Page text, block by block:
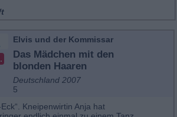
Elvis und der Kommissar
Das Mädchen mit den
blonden Haaren
Deutschland 2007
5
Kneipenwirtin Anja hat